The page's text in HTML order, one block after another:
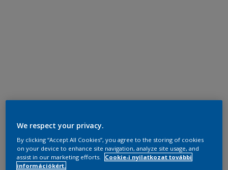
We respect your privacy.
By clicking “Accept All Cookies”, you agree to the storing of cookies
on your device to enhance site navigation, analyze site usage, and
assist in our marketing efforts.
Cookie-i nyilatkozat további
információkért.